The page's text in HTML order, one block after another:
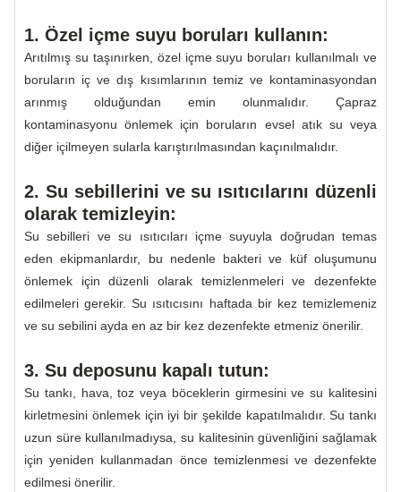
1. Özel içme suyu boruları kullanın:
Arıtılmış su taşınırken, özel içme suyu boruları kullanılmalı ve
boruların iç ve dış kısımlarının temiz ve kontaminasyondan
arınmış olduğundan emin olunmalıdır. Çapraz
kontaminasyonu önlemek için boruların evsel atık su veya
diğer içilmeyen sularla karıştırılmasından kaçınılmalıdır.
2. Su sebillerini ve su ısıtıcılarını düzenli
olarak temizleyin:
Su sebilleri ve su ısıtıcıları içme suyuyla doğrudan temas
eden ekipmanlardır, bu nedenle bakteri ve küf oluşumunu
önlemek için düzenli olarak temizlenmeleri ve dezenfekte
edilmeleri gerekir. Su ısıtıcısını haftada bir kez temizlemeniz
ve su sebilini ayda en az bir kez dezenfekte etmeniz önerilir.
3. Su deposunu kapalı tutun:
Su tankı, hava, toz veya böceklerin girmesini ve su kalitesini
kirletmesini önlemek için iyi bir şekilde kapatılmalıdır. Su tankı
uzun süre kullanılmadıysa, su kalitesinin güvenliğini sağlamak
için yeniden kullanmadan önce temizlenmesi ve dezenfekte
edilmesi önerilir.